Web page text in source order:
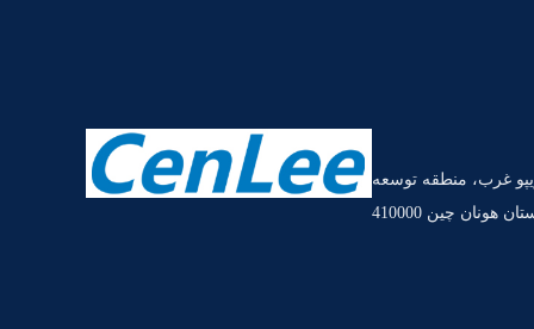
تونگزیپو غرب، منطقه توسعه
هونان چین 410000